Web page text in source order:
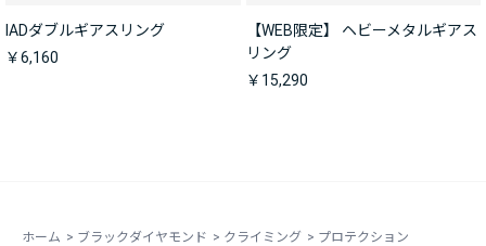
IADダブルギアスリング
￥6,160
【WEB限定】 ヘビーメタルギアス
リング
￥15,290
ホーム > ブラックダイヤモンド > クライミング > プロテクション